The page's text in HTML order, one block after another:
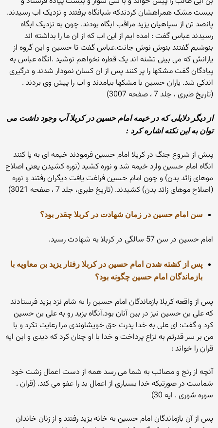
بیست مشک همراهشان کردندکه شبانگاه برفتند و نزدیک اب رسیدند.
پانصد تن از سپاهیان یزید مراقب ابگاه بودند. چون به نزدیک ابگاه
رسیدند عباس گفت : امده ایم از این اب که از ان ما را بداشته اند
بنوشیم گفتند بنوش نوش جانت.عباس گفت تا حسین و این گروه از
یارانش که می بینی تشنه اند یک قطره نخواهم نوشید .انگاه عباس به
پیادگان گفت مشکها را پر کنند پس از ان کسان نمودار شدند و درگیری
اندکی شد. یاران حسین با مشکها بیامدند و اب را پیش وی بردند .
(تاریخ طبری ، جلد 7 ، صفحه 3007)
از دیگر دلایلی که در خیمه امام حسین در کربلا آب وجود داشت می
توان به این نکته اشاره کرد :
پیش از شروع جنگ در کریلا امام حسین فرمودند خیمه ای به پا کنند
انگاه امام حسین وارد خیمه شد و نوره کشید (نوره کشیدن یعنی اصلاح
موهای زائد بدن) و چون امام حسین فراغت یافت دیگران رفتند و نوره
(اصلاح موهای زائد بدن) کشیدند. (تاریخ طبری، جلد 7 ، صفحه 3021)
سن امام حسین در زمان شهادت در کربلا چقدر بود؟
امام حسین در سن 57 سالگی در کربلا به شهادت رسید.
پس از کشته شدن امام حسین در کربلا رفتار یزید بن معاویه با
بازماندگان امام حسین چگونه بود؟
پس از واقعه کربلا بازماندگان امام حسین را به شام نزد یزید فرستادند
که علی بن حسین نیز در بین آنان بود.آنگاه یزید رو به علی بن حسین
کرد و گفت: ای علی به خدا پدرت حق خویشاوندی مرا رعایت نکرد و با
من بر سر قدرتم به نزاع پرداخت و خدا با او چنان کرد که دیدی و این ایه
قران را خواند :
آنچه از رنج و مصائب به شما می رسد همه از دست اعمال زشت خود
شماست در صورتیکه خدا بسیاری از اعمال بد را عفو می کند. (قران .
سوره شوری . ایه 30)
پس از آن بازماندگان امام حسین به خانه یزید رفتند و از زنان خاندان